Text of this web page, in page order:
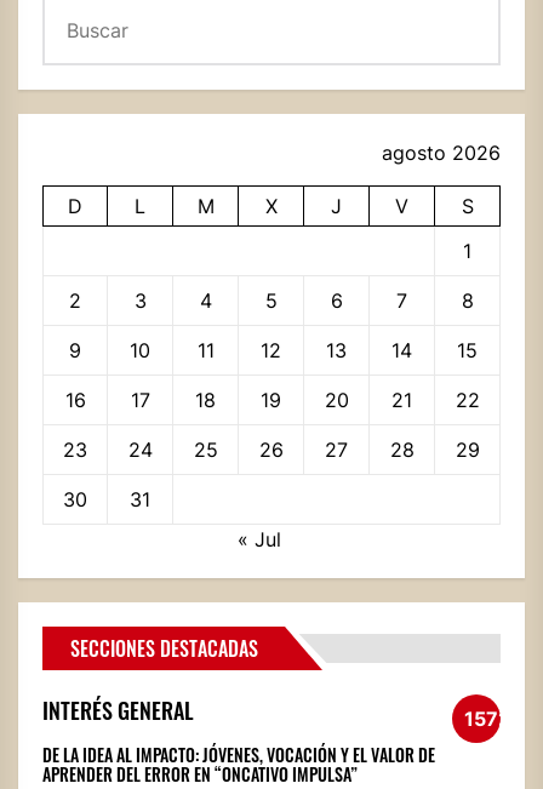
agosto 2026
D L M X J V
S
1
2 3 4 5 6 7 8
9 10 11 12 13 14 15
16 17 18 19 20 21 22
23 24 25 26 27 28 29
30
31
« Jul
SECCIONES DESTACADAS
INTERÉS GENERAL 1572
DE LA IDEA AL IMPACTO: JÓVENES, VOCACIÓN Y EL VALOR DE
APRENDER DEL ERROR EN “ONCATIVO IMPULSA”